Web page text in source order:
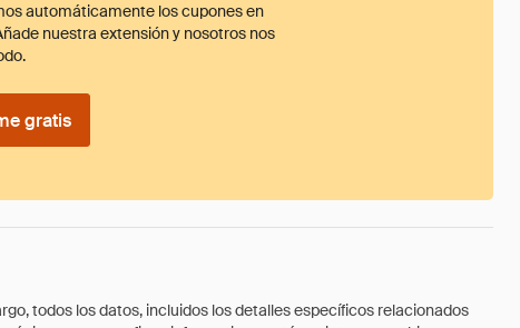
automáticamente los cupones en
nuestra extensión y nosotros nos
gratis
todos los datos, incluidos los detalles específicos relacionados